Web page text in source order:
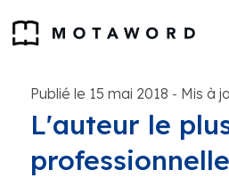
Publié le 15 mai 2018 - Mis à
L'auteur le